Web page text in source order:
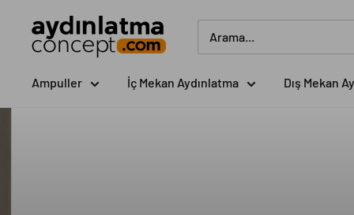
Aydinlatma
Concept
Ampuller İç Mekan Aydınlatma Dış Mekan